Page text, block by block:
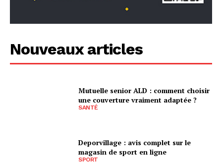
Nouveaux articles
Mutuelle senior ALD : comment choisir
une couverture vraiment adaptée ?
SANTÉ
Deporvillage : avis complet sur le
magasin de sport en ligne
SPORT